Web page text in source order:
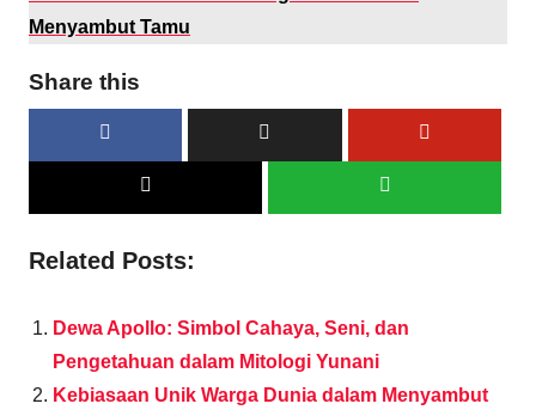
Menyambut Tamu
Share this
Related Posts:
Dewa Apollo: Simbol Cahaya, Seni, dan
Pengetahuan dalam Mitologi Yunani
Kebiasaan Unik Warga Dunia dalam Menyambut